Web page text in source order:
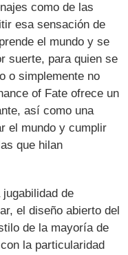
como de las
esa sensación de
el mundo y se
suerte, para quien se
o simplemente no
of Fate ofrece un
así como una
el mundo y cumplir
que hilan
de
el diseño abierto del
de la mayoría de
la particularidad